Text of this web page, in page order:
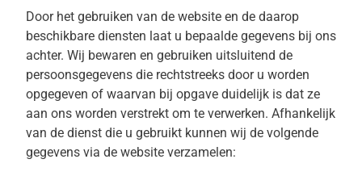
Door het gebruiken van de website en de daarop
beschikbare diensten laat u bepaalde gegevens bij ons
achter. Wij bewaren en gebruiken uitsluitend de
persoonsgegevens die rechtstreeks door u worden
opgegeven of waarvan bij opgave duidelijk is dat ze
aan ons worden verstrekt om te verwerken. Afhankelijk
van de dienst die u gebruikt kunnen wij de volgende
gegevens via de website verzamelen: